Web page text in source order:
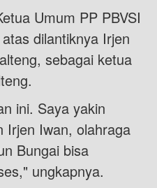
Umum PP PBVSI
dilantiknya Irjen
sebagai ketua
ini. Saya yakin
Irjen Iwan, olahraga
Bungai bisa
ungkapnya.